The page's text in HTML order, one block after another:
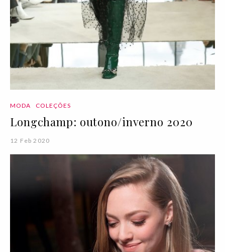
MODA COLEÇÕES
Longchamp: outono/inverno 2020
12 Feb 2020